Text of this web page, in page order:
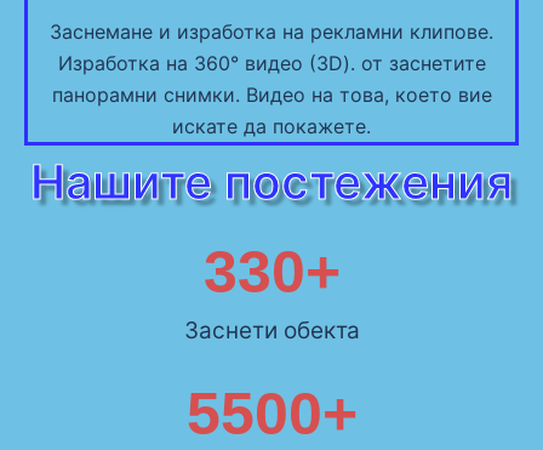
Заснемане и изработка на рекламни клипове.
Изработка на 360° видео (3D). от заснетите
панорамни снимки. Видео на това, което вие
искате да покажете.
Нашите постежения
Заснети обекта
330+
5500+